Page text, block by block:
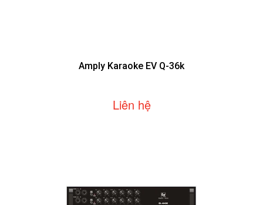
Amply Karaoke EV Q-36k
Liên hệ